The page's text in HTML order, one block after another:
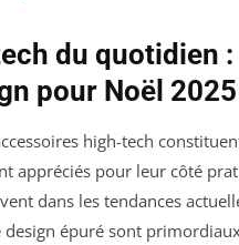
du quotidien :
pour Noël 2025
high-tech
appréciés pour leur côté
dans les tendances
épuré sont